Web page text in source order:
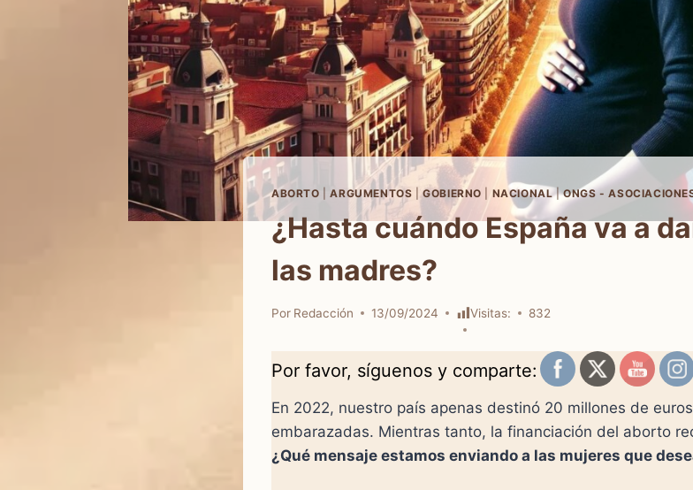
ABORTO |ARGUMENTOS |GOBIERNO NACIONAL|ONGS -
¿Hasta cuándo España va a
las madres?
Por Redacción 13/09/2024 Visitas: 832
Por favor, síguenos y comparte:
En 2022, nuestro país apenas destinó 20 millones de
embarazadas. Mientras tanto, la financiación del aborto
¿Qué mensaje estamos enviando a las mujeres que